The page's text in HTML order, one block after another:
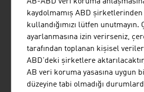
No. 157, Fresh View, Smart
No. 153, Fresh View,
de
listen
links
BAĞLANTILAR
AB-ABD veri koruma
kaydolmamış ABD
kullandığımızı lütfen unutmayın.
ayarlanmasına izin verirseniz,
tarafından toplanan kişisel
ABD'deki şirketlere
AB veri koruma yasasına uygun
düzeyine tabi olmadığı